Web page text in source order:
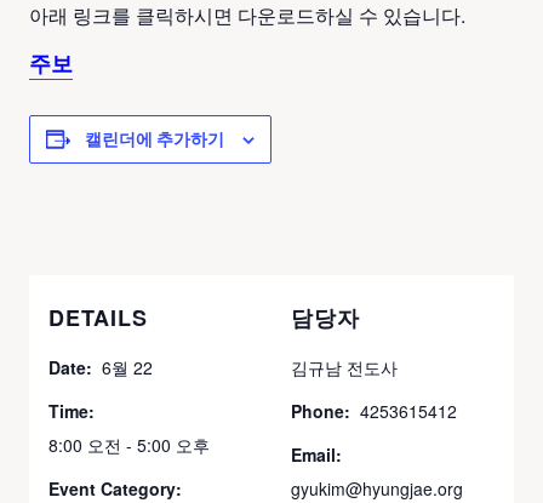
아래 링크를 클릭하시면 다운로드하실 수 있습니다.
주보
캘린더에 추가하기
DETAILS
Date: 6월 22
Time:
8:00 오전 - 5:00 오후
Event Category:
담당자
김규남 전도사
Phone: 4253615412
Email:
gyukim@hyungjae.org